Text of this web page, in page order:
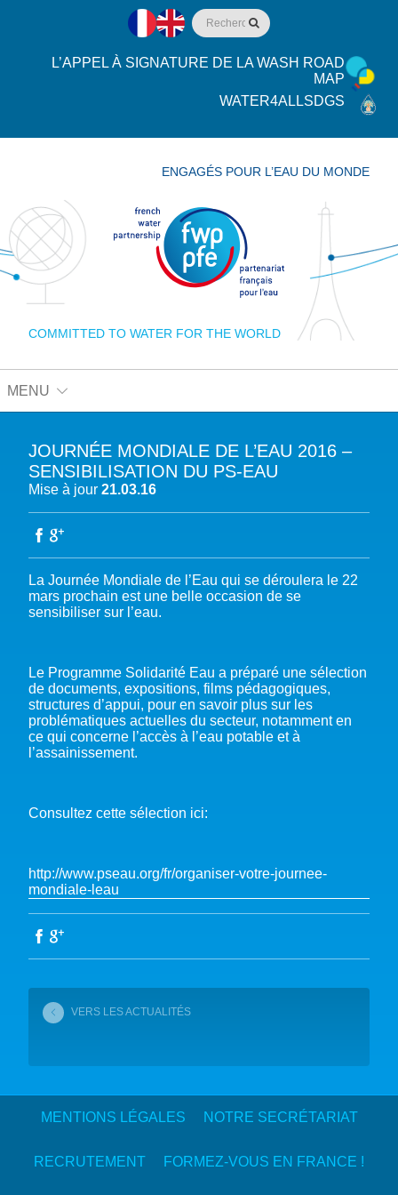
L’APPEL À SIGNATURE DE LA WASH ROAD
MAP
WATER4ALLSDGS
COMMITTED TO WATER FOR THE WORLD
ENGAGÉS POUR L’EAU DU MONDE
MENU
A PROPOS DU PFE
NOTRE MISSION
RÈGLEMENT DES COTISATIONS DES MEMBRES
DEVENIR MEMBRE
NOTRE GOUVERNANCE
NOTRE SECRÉTARIAT
L’EAU DANS LES OBJECTIFS DU DÉVELOPPEMENT DURABLE (ODD)
EAU & CLIMAT
BIODIVERSITÉ AQUATIQUE ET SOLUTIONS FONDÉES SUR LA NATURE
ACCÈS À LA WASH DANS LES CONTEXTES DE CRISES ET FRAGILITÉS
CRISE UKRAINIENNE 2022
AUTRES EXPERTISES
NOS PRODUCTIONS
ÉVÉNEMENTS
COP29 CLIMAT – BAKOU 2024
FORUM MONDIAL DE L’EAU – BALI 2024
COP28 CLIMAT – DUBAÏ 2023
CONFÉRENCE ONU SUR L’EAU – NEW YORK 2023
PRESSE
JOURNÉE MONDIALE DE L’EAU 2016 –
SENSIBILISATION DU PS-EAU
Mise à jour 21.03.16
La Journée Mondiale de l’Eau qui se déroulera le 22
mars prochain est une belle occasion de se
sensibiliser sur l’eau.
Le Programme Solidarité Eau a préparé une sélection
de documents, expositions, films pédagogiques,
structures d’appui, pour en savoir plus sur les
problématiques actuelles du secteur, notamment en
ce qui concerne l’accès à l’eau potable et à
l’assainissement.
Consultez cette sélection ici:
http://www.pseau.org/fr/organiser-votre-journee-
mondiale-leau
VERS LES ACTUALITÉS
MENTIONS LÉGALES NOTRE SECRÉTARIAT
RECRUTEMENT FORMEZ-VOUS EN FRANCE !